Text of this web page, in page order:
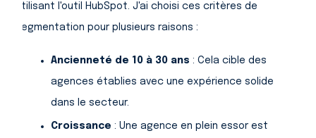
utilisant l'outil HubSpot. J'ai choisi ces critères de
segmentation pour plusieurs raisons :
Ancienneté de 10 à 30 ans : Cela cible des
agences établies avec une expérience solide
dans le secteur.
Croissance : Une agence en plein essor est